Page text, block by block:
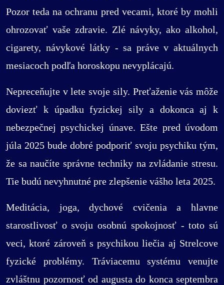
Pozor teda na ochranu pred vecami, ktoré by mohli
ohrozovať vaše zdravie. Zlé návyky, ako alkohol,
cigarety, návykové látky - sa práve v aktuálnych
mesiacoch podľa horoskopu nevyplácajú.
Nepreceňujte v lete svoje sily. Preťaženie vás môže
doviezť k úpadku fyzickej sily a dokonca aj k
nebezpečnej psychickej únave. Ešte pred úvodom
júla 2025 bude dobré podporiť svoju psychiku tým,
že sa naučíte správne techniky na zvládanie stresu.
Tie budú nevyhnutné pre zlepšenie vášho leta 2025.
Meditácia, joga, dychové cvičenia a hlavne
starostlivosť o svoju osobnú spokojnosť - toto sú
veci, ktoré zároveň s psychikou liečia aj Strelcove
fyzické problémy. Tráviacemu systému venujte
zvláštnu pozornosť od augusta do konca septembra